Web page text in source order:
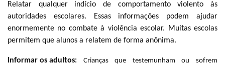
Relatar qualquer indício de comportamento violento às
autoridades escolares. Essas informações podem ajudar
enormemente no combate à violência escolar. Muitas escolas
permitem que alunos a relatem de forma anônima.
Informar os adultos: Crianças que testemunham ou sofrem